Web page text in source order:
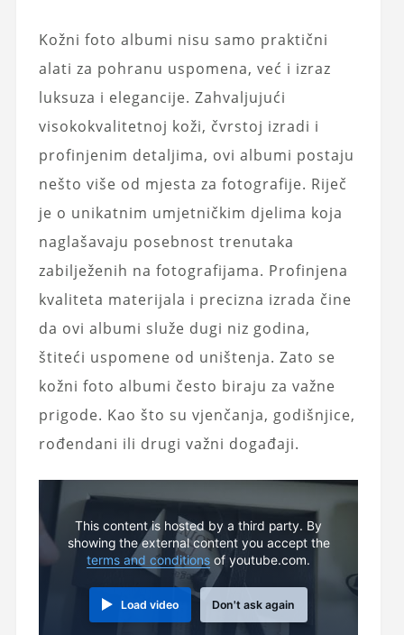
Kožni foto albumi nisu samo praktični
alati za pohranu uspomena, već i izraz
luksuza i elegancije. Zahvaljujući
visokokvalitetnoj koži, čvrstoj izradi i
profinjenim detaljima, ovi albumi postaju
nešto više od mjesta za fotografije. Riječ
je o unikatnim umjetničkim djelima koja
naglašavaju posebnost trenutaka
zabilježenih na fotografijama. Profinjena
kvaliteta materijala i precizna izrada čine
da ovi albumi služe dugi niz godina,
štiteći uspomene od uništenja. Zato se
kožni foto albumi često biraju za važne
prigode. Kao što su vjenčanja, godišnjice,
rođendani ili drugi važni događaji.
This content is hosted by a third party. By
showing the external content you accept the
terms and conditions of youtube.com.
Load video Don't ask again